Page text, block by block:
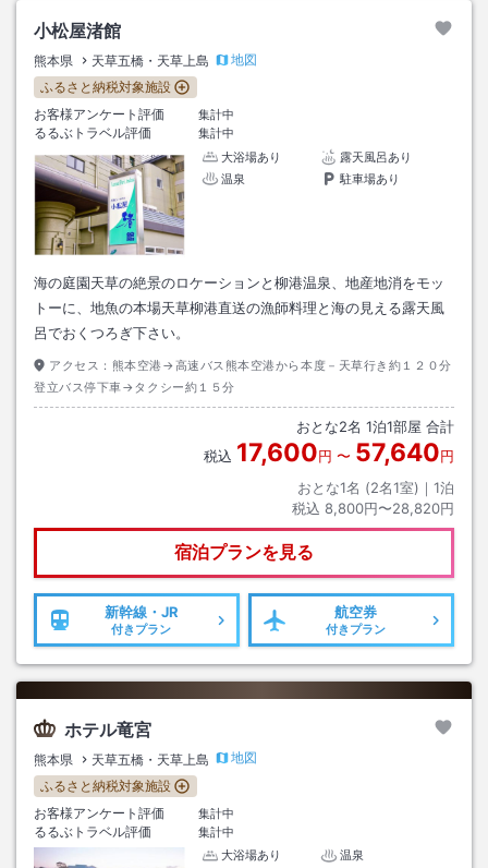
小松屋渚館
熊本県 天草五橋・天草上島
地図
ふるさと納税対象施設
お客様アンケート評価
集計中
るるぶトラベル評価
集計中
大浴場あり
露天風呂あり
温泉
駐車場あり
海の庭園天草の絶景のロケーションと柳港温泉、地産地消をモッ
トーに、地魚の本場天草柳港直送の漁師料理と海の見える露天風
呂でおくつろぎ下さい。
アクセス： 熊本空港→高速バス熊本空港から本度－天草行き約１２０分
登立バス停下車→タクシー約１５分
おとな2名 1泊1部屋 合計
税込 17,600円 〜 57,640円
おとな1名 (2名1室)｜ 1泊
税込 8,800円〜28,820円
宿泊プランを見る
新幹線・JR
付きプラン
航空券
付きプラン
ホテル竜宮
熊本県 天草五橋・天草上島
地図
ふるさと納税対象施設
お客様アンケート評価
集計中
るるぶトラベル評価
集計中
大浴場あり
温泉